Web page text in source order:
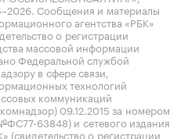
. Сообщения и материалы
агентства «РБК»
о регистрации
массовой информации
Федеральной службой
в сфере связи,
технологий
коммуникаций
09.12.2015 за номером
63848) и сетевого издания
(свидетельство о регистрации